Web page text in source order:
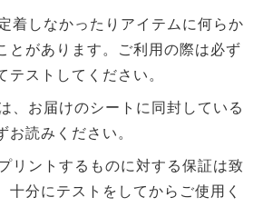
着しなかったりアイテムに何らか
とがあります。ご利用の際は必ず
テストしてください。
、お届けのシートに同封している
お読みください。
リントするものに対する保証は致
十分にテストをしてからご使用く